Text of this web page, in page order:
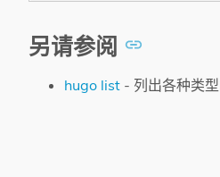
另请参阅
hugo list - 列出各种类